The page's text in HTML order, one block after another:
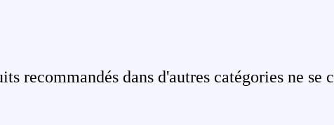
recommandés dans d'autres catégories ne se